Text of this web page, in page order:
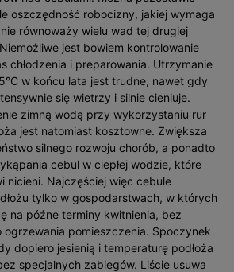
oszczędność robocizny, jakiej wymaga
równoważy wielu wad tej drugiej
jest bowiem kontrolowanie
chłodzenia i preparowania. Utrzymanie
w końcu lata jest trudne, nawet gdy
się wietrzy i silnie cieniuje.
zimną wodą przy wykorzystaniu rur
jest natomiast kosztowne. Zwiększa
silnego rozwoju chorób, a ponadto
cebul w ciepłej wodzie, które
nicieni. Najczęściej więc cebule
tylko w gospodarstwach, w których
na późne terminy kwitnienia, bez
ogrzewania pomieszczenia. Spoczynek
dopiero jesienią i temperatu­rę podłoża
specjalnych zabiegów. Liście usuwa